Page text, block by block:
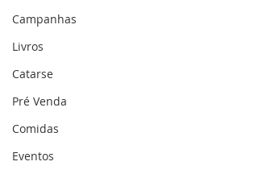
Campanhas
Livros
Catarse
Pré Venda
Comidas
Eventos